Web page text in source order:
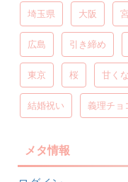
埼玉県 大阪
広島 引き締め
東京 桜 甘く
結婚祝い 義理チョ
メタ情報